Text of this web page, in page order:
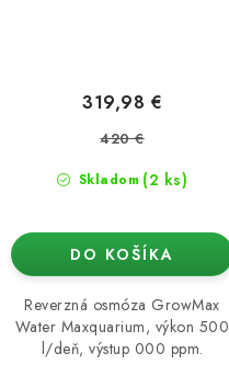
Skladom (2 ks)
319,98 €
420 €
DO KOŠÍKA
Reverzná osmóza GrowMax
Water Maxquarium, výkon 500
l/deň, výstup 000 ppm.